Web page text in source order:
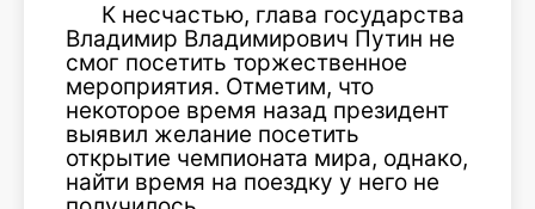
К несчастью, глава государства
Владимир Владимирович Путин не
смог посетить торжественное
мероприятия. Отметим, что
некоторое время назад президент
выявил желание посетить
открытие чемпионата мира, однако,
найти время на поездку у него не